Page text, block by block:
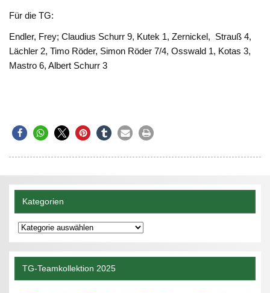
Für die TG:
Endler, Frey; Claudius Schurr 9, Kutek 1, Zernickel, Strauß 4,
Lächler 2, Timo Röder, Simon Röder 7/4, Osswald 1, Kotas 3,
Mastro 6, Albert Schurr 3
Kategorien
Kategorien
TG-Teamkollektion 2025